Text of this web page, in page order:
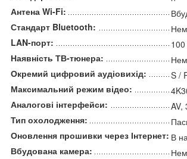
Антена Wi-Fi:
Стандарт Bluetooth:
LAN-порт:
Наявність ТВ-тюнера:
Окремий цифровий аудіовихід:
S /
Максимальний режим відео:
Аналогові інтерфейси:
AV,
Тип охолодження:
Оновлення прошивки через Інтернет: В
Вбудована камера: